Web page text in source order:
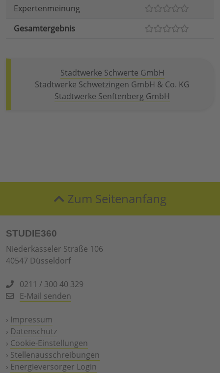
Expertenmeinung
Gesamtergebnis
Stadtwerke Schwerte GmbH
Stadtwerke Schwetzingen GmbH & Co. KG
Stadtwerke Senftenberg GmbH
Zum Seitenanfang
STUDIE360
Niederkasseler Straße 106
40547 Düsseldorf
0211 / 300 40 329
E-Mail senden
› Impressum
› Datenschutz
› Cookie-Einstellungen
› Stellenausschreibungen
› Energieversorger Login